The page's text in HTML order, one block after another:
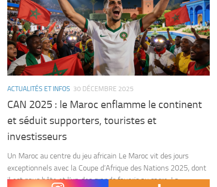
ACTUALITÉS ET INFOS 30 DÉCEMBRE 2025
CAN 2025 : le Maroc enflamme le continent
et séduit supporters, touristes et
investisseurs
Un Maroc au centre du jeu africain Le Maroc vit des jours
exceptionnels avec la Coupe d’Afrique des Nations 2025, dont
il est pays hôte et l’un des grands favoris au sacre. La